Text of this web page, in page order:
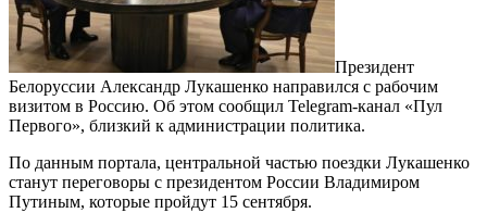
Президент
Белоруссии Александр Лукашенко направился с рабочим
визитом в Россию. Об этом сообщил Telegram-канал «Пул
Первого», близкий к администрации политика.
По данным портала, центральной частью поездки Лукашенко
станут переговоры с президентом России Владимиром
Путиным, которые пройдут 15 сентября.